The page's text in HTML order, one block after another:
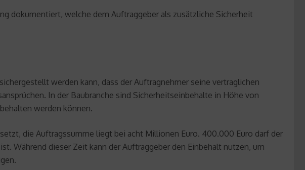
dokumentiert, welche dem Auftraggeber als zusätzliche Sicherheit
werden kann, dass der Auftragnehmer seine vertraglichen
In der Baubranche sind Sicherheitseinbehalte in Höhe von
werden können.
die Auftragssumme liegt bei acht Millionen Euro. 400.000 Euro darf der
Während dieser Zeit kann der Auftraggeber den Einbehalt nutzen, um